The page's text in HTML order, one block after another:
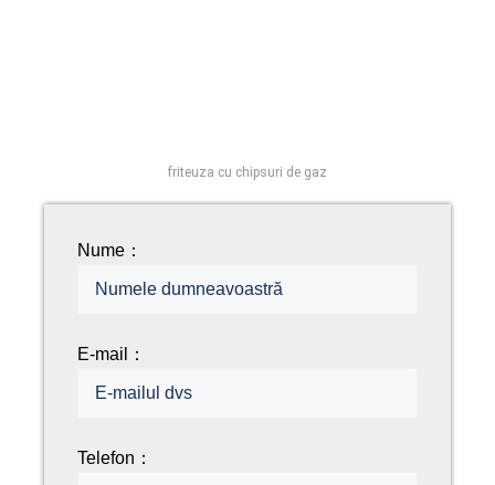
friteuza cu chipsuri de gaz
Nume：
E-mail：
Telefon：